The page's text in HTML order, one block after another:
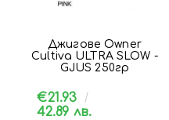
Джигове Owner
Cultiva ULTRA SLOW -
GJUS 250гр
€21.93
42.89 лв.